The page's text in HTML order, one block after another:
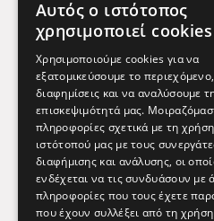
Χρήσιμα
Εφημερεύοντα
Όροι
Πολιτική
Αυτός ο ιστότοπος
χρησιμοποιεί cookies
Χρησιμοποιούμε cookies για να
εξατομικεύσουμε το περιεχόμενο,
διαφημίσεις και να αναλύσουμε
επισκεψιμότητά μας.
πληροφορίες σχετικά με τη
ιστότοπού μας με τους
διαφήμισης και ανάλυσης, οι
ενδέχεται να τις συνδυάσουν με
πληροφορίες που τους έχετε
που έχουν συλλέξει από τη